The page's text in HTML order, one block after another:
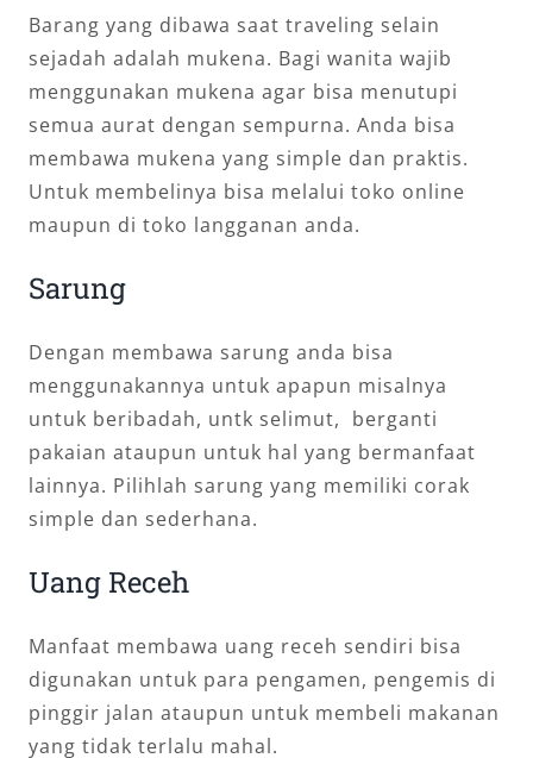
Barang yang dibawa saat traveling selain
sejadah adalah mukena. Bagi wanita wajib
menggunakan mukena agar bisa menutupi
semua aurat dengan sempurna. Anda bisa
membawa mukena yang simple dan praktis.
Untuk membelinya bisa melalui toko online
maupun di toko langganan anda.
Sarung
Dengan membawa sarung anda bisa
menggunakannya untuk apapun misalnya
untuk beribadah, untk selimut, berganti
pakaian ataupun untuk hal yang bermanfaat
lainnya. Pilihlah sarung yang memiliki corak
simple dan sederhana.
Uang Receh
Manfaat membawa uang receh sendiri bisa
digunakan untuk para pengamen, pengemis di
pinggir jalan ataupun untuk membeli makanan
yang tidak terlalu mahal.